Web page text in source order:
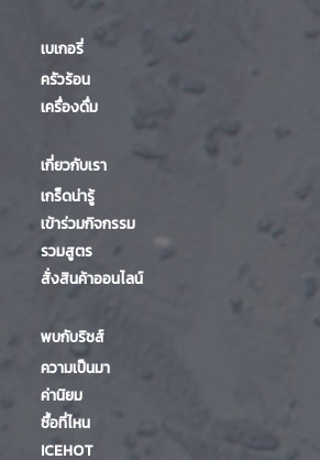
เบเกอรี่
ครัวร้อน
เครื่องดื่ม
เกี่ยวกับเรา
เกร็ดน่ารู้
เข้าร่วมกิจกรรม
รวมสูตร
สั่งสินค้าออนไลน์
พบกับริชส์
ความเป็นมา
ค่านิยม
ซื้อที่ไหน
ICEHOT